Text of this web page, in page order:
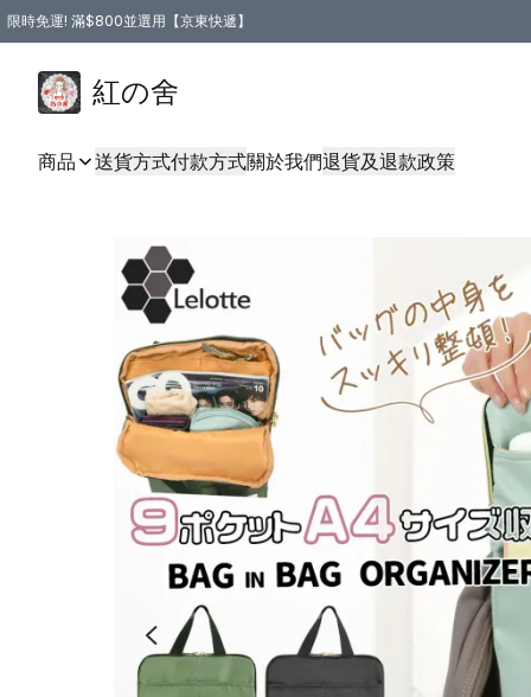
限時免運! 滿$800並選用【京東快遞】
紅の舍
商品 送貨方式付款方式關於我們退貨及退款政策